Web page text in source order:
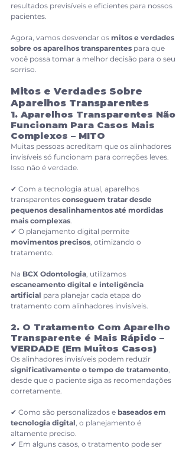
resultados previsíveis e eficientes para nossos
pacientes.
Agora, vamos desvendar os mitos e verdades
sobre os aparelhos transparentes para que
você possa tomar a melhor decisão para o seu
sorriso.
Mitos e Verdades Sobre
Aparelhos Transparentes
1. Aparelhos Transparentes Não
Funcionam Para Casos Mais
Complexos – MITO
Muitas pessoas acreditam que os alinhadores
invisíveis só funcionam para correções leves.
Isso não é verdade.
✔ Com a tecnologia atual, aparelhos
transparentes conseguem tratar desde
pequenos desalinhamentos até mordidas
mais complexas
✔ O planejamento digital permite
movimentos precisos , otimizando o
tratamento.
Na BCX Odontologia , utilizamos
escaneamento digital e inteligência
artificial para planejar cada etapa do
tratamento com alinhadores invisíveis.
2. O Tratamento Com Aparelho
Transparente é Mais Rápido –
VERDADE (Em Muitos Casos)
Os alinhadores invisíveis podem reduzir
significativamente o tempo de tratamento
desde que o paciente siga as recomendações
corretamente.
✔ Como são personalizados e baseados em
tecnologia digital , o planejamento é
altamente preciso.
✔ Em alguns casos, o tratamento pode ser